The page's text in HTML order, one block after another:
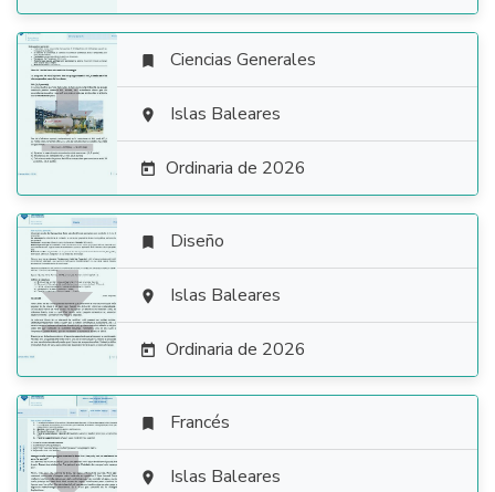

 Ciencias Generales
 Islas Baleares
 Ordinaria de 2026

 Diseño
 Islas Baleares
 Ordinaria de 2026
 Francés
 Islas Baleares